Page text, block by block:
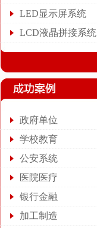
LED显示屏系统
LCD液晶拼接系统
政府单位
学校教育
公安系统
医院医疗
银行金融
加工制造